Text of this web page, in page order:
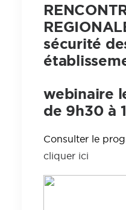
sécurité
webinaire
de 9h30 à
Consulter le
cliquer ici